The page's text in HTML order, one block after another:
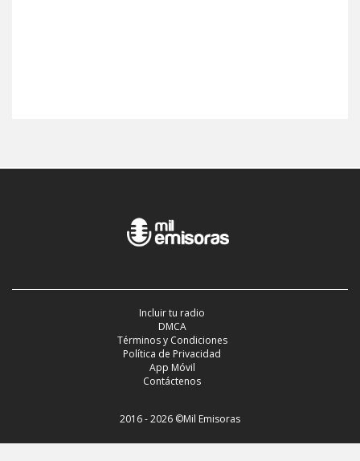
Incluir tu radio
DMCA
Términos y Condiciones
Política de Privacidad
App Móvil
Contáctenos
2016 - 2026 ©Mil Emisoras